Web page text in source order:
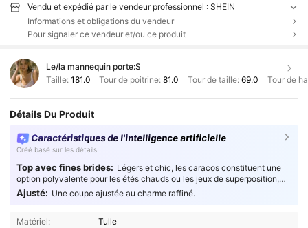
Vendu et expédié par le vendeur professionnel : SHEIN
Informations et obligations du vendeur
Pour signaler ce vendeur et/ou ce produit
Le/la mannequin porte:S
Taille: 181.0 Tour de poitrine:81.0 Tour de taille: 69.0 Tour de
Détails Du Produit
Caractéristiques de l'intelligence artificielle
Créé basé sur les détails
Top avec fines brides: Légers et chic, les caracos constituent une
option polyvalente pour les étés chauds ou les jeux de superposition,
offrant un confort fluide et respirant aux amateurs de mode soucieux de
leur style.
Ajusté: Une coupe ajustée au charme raffiné.
Matériel:
Tulle